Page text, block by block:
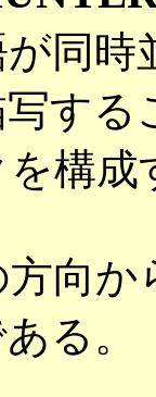
同
す
構
向
る。